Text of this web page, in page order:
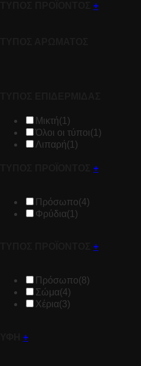
+
Μικτή(1)
Όλοι οι τύποι(1)
Λιπαρή(1)
+
Πρόσωπο(4)
Φρύδια(1)
+
Πρόσωπο(8)
Σώμα(4)
Χέρια(3)
+